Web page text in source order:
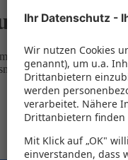
Flug und Hotel in
erleben!